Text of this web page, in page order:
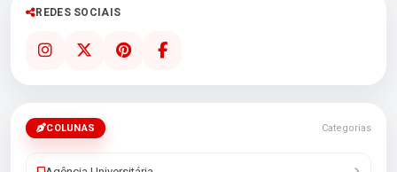
REDES SOCIAIS
COLUNAS Categorias